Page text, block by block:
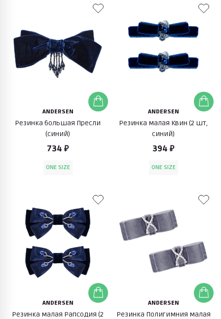
ANDERSEN
Резинка большая Пресли
(синий)
734 ₽
ONE SIZE
ANDERSEN
Резинка малая Квин (2 шт,
синий)
394 ₽
ONE SIZE
ANDERSEN
Резинка малая Рапсодия (2
ANDERSEN
Резинка Полигимния малая